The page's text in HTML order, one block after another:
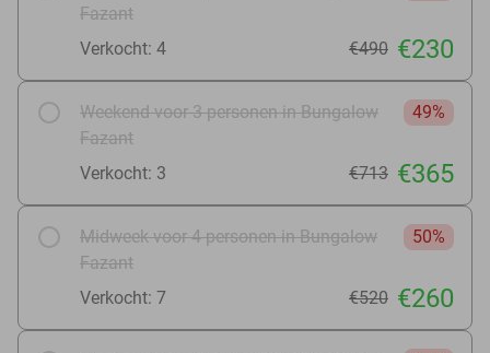
Fazant
Verkocht: 4 €490 €230
Weekend voor 3 personen in Bungalow
Fazant
49%
Verkocht: 3 €713 €365
Midweek voor 4 personen in Bungalow
Fazant
50%
Verkocht: 7 €520 €260